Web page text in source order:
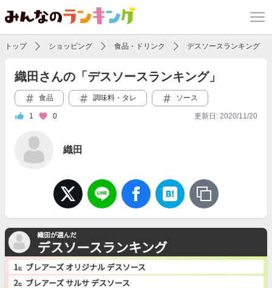
トップ ショッピング 食品・ドリンク デスソースランキング
織田さんの「デスソースランキング」
食品 調味料・タレ ソース
1 0 更新日: 2020/11/20
織田